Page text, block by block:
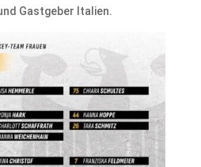
Gastgeber Italien.